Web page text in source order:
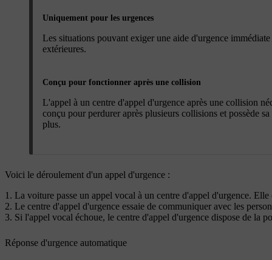
Uniquement pour les urgences
Les situations pouvant exiger une aide d'urgence
extérieures.
Conçu pour fonctionner après une collision
L'appel à un centre d'appel d'urgence après une collision
conçu pour perdurer après plusieurs collisions et possède
plus.
Voici le déroulement d'un appel d'urgence :
La voiture passe un appel vocal à un centre d'appel d'urgence.
Le centre d'appel d'urgence essaie de communiquer avec les
Si l'appel vocal échoue, le centre d'appel d'urgence dispose de la
Réponse d'urgence automatique